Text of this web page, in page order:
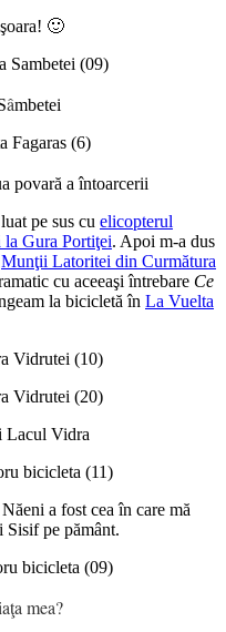
🙂
âmbetei
povară a întoarcerii
pe sus cu elicopterul
Gura Portiţei. Apoi m-a dus
Munţii Latoritei din Curmătura
cu aceeaşi întrebare Ce
la bicicletă în La Vuelta
Lacul Vidra
a fost cea în care mă
Sisif pe pământ.
mea?